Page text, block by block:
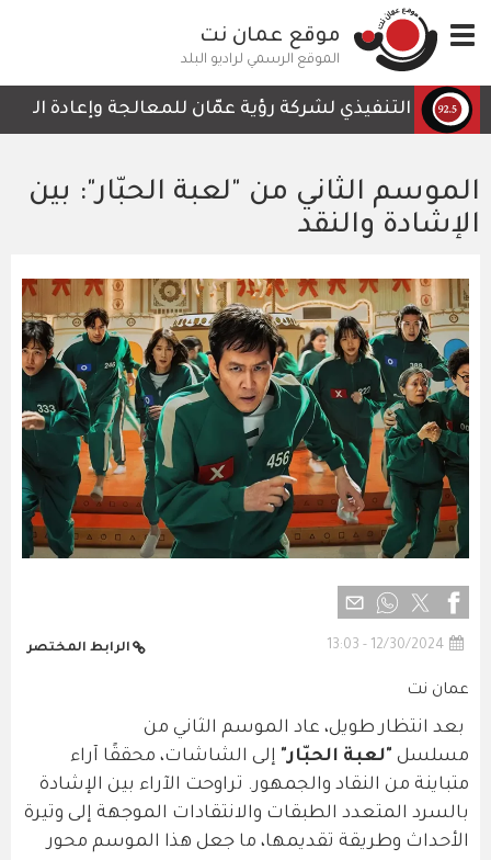
إلى
المحتوى
الرئيسي
Toggle
navigation
موقع عمان نت
الموقع الرسمي لراديو البلد
التنفيذي لشركة رؤية عمّان للمعالجة وإعادة
الموسم الثاني من "لعبة الحبّار": بين
الإشادة والنقد
12/30/2024 - 13:03 الرابط المختصر
عمان نت
بعد انتظار طويل، عاد الموسم الثاني من
مسلسل "لعبة الحبّار" إلى الشاشات، محققًا آراء
متباينة من النقاد والجمهور. تراوحت الآراء بين الإشادة
بالسرد المتعدد الطبقات والانتقادات الموجهة إلى وتيرة
الأحداث وطريقة تقديمها، ما جعل هذا الموسم محور